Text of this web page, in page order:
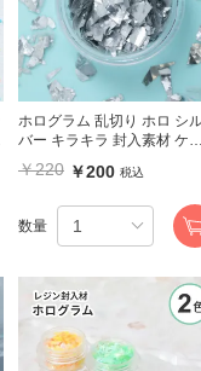
ホログラム 乱切り ホロ シ
バー キラキラ 封入素材 ケー
￥220 ￥200 税込
数量